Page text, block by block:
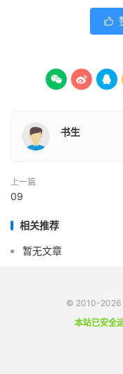

  
书生
上一篇
09
相关推荐
暂无文章
© 2010-2026
本站已安全